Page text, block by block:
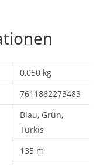
0,050 kg
7611862273483
Blau, Grün,
Türkis
135 m